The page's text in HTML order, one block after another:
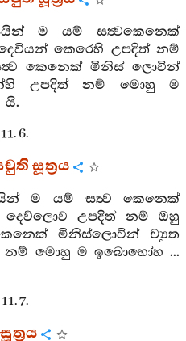
ම යම් සත්‍වකෙනෙක්
කෙරෙහි උපදිත් නම්
කෙනෙක් මිනිස් ලොවින්
උපදිත් නම් මොහු ම
යි.
6.
සූත්‍රය
ම යම් සත්‍ව කෙනෙක්
උපදිත් නම් ඔහු
මිනිස්ලොවින් ච්‍යුත
නම් මොහු ම ඉබොහෝහ ...
7.